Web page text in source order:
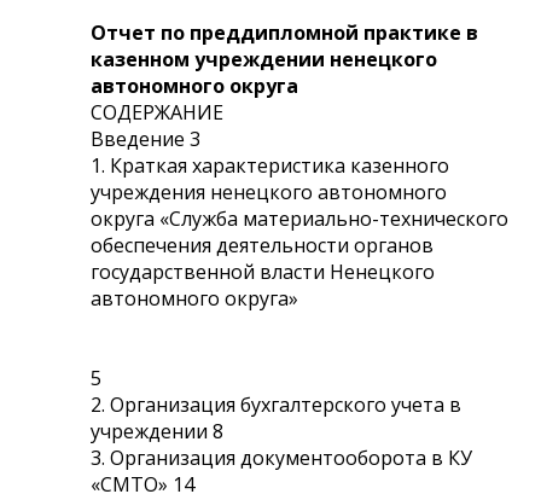
Отчет по преддипломной практике в
казенном учреждении ненецкого
автономного округа
СОДЕРЖАНИЕ
Введение 3
1. Краткая характеристика казенного
учреждения ненецкого автономного
округа «Служба материально-технического
обеспечения деятельности органов
государственной власти Ненецкого
автономного округа»
5
2. Организация бухгалтерского учета в
учреждении 8
3. Организация документооборота в КУ
«СМТО» 14